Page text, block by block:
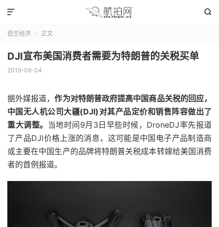


低空经济  正文
DJI宣布美国消费者需要为特朗普的关税买单
2019-09-04
据外媒报道，作为对特朗普政府提高中国商品关税的回应，
中国无人机公司大疆(DJI)对其产品定价和销售阵容做出了
重大调整。 当地时间9月3日早些时候，DroneDJ率先报道
了产品DJI价格上涨的消息，这可能是中国电子产品制造商
或主要在中国生产的品牌将特朗普关税成本转嫁给美国消费
者的首例报道。